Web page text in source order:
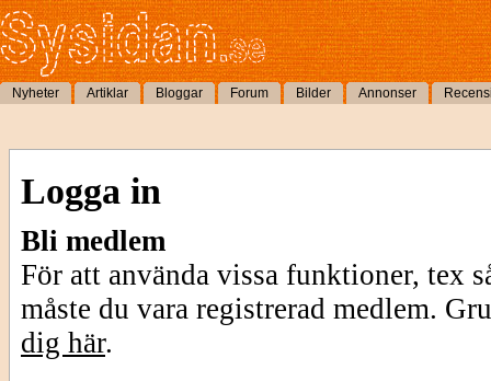
Nyheter Artiklar Bloggar Forum Bilder Annonser
Logga in
Bli medlem
För att använda vissa funktioner, tex
måste du vara registrerad medlem.
dig här.